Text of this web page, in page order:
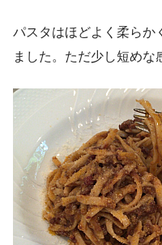
パスタはほどよく柔らか
ました。ただ少し短めな